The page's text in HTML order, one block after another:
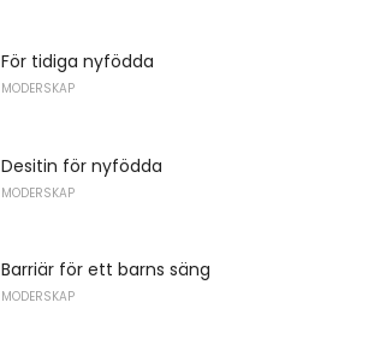
För tidiga nyfödda
MODERSKAP
Desitin för nyfödda
MODERSKAP
Barriär för ett barns säng
MODERSKAP